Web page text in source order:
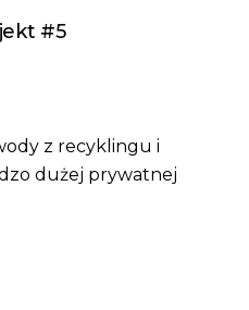
#5
z recyklingu i
dużej prywatnej